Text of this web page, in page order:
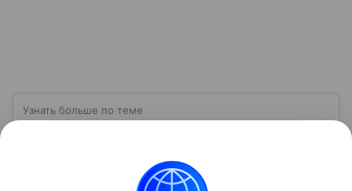
Узнать больше по теме
Что делать при угрозе ракетного обстрела —
вопрос, который, к сожалению, в условиях